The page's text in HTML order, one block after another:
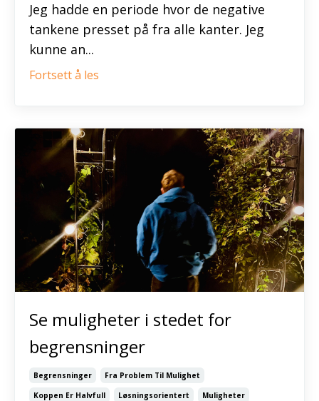
Jeg hadde en periode hvor de negative
tankene presset på fra alle kanter. Jeg
kunne an...
Fortsett å les
Se muligheter i stedet for
begrensninger
Begrensninger
Fra Problem Til Mulighet
Koppen Er Halvfull
Løsningsorientert
Muligheter